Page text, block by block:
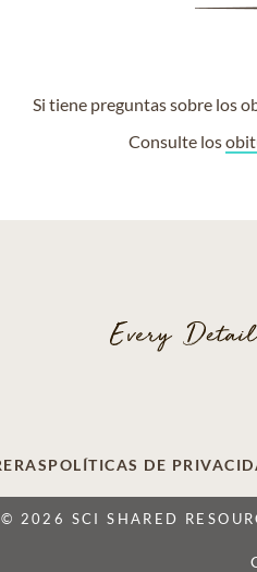
Si tiene preguntas sobre los
Consulte los
POLÍTICAS DE
© 2026 SCI SHARED